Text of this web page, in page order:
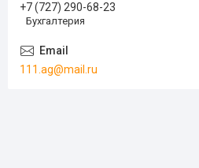
+7 (727) 290-68-23
Бухгалтерия
111.ag@mail.ru